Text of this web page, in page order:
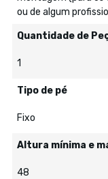
ou de algum
Quantidade de
1
Tipo de pé
Fixo
Altura mínima e
48